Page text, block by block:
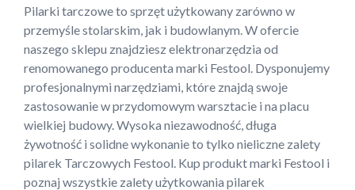
Pilarki tarczowe to sprzęt użytkowany zarówno w
przemyśle stolarskim, jak i budowlanym. W ofercie
naszego sklepu znajdziesz elektronarzędzia od
renomowanego producenta marki Festool. Dysponujemy
profesjonalnymi narzędziami, które znajdą swoje
zastosowanie w przydomowym warsztacie i na placu
wielkiej budowy. Wysoka niezawodność, długa
żywotność i solidne wykonanie to tylko nieliczne zalety
pilarek Tarczowych Festool. Kup produkt marki Festool i
poznaj wszystkie zalety użytkowania pilarek